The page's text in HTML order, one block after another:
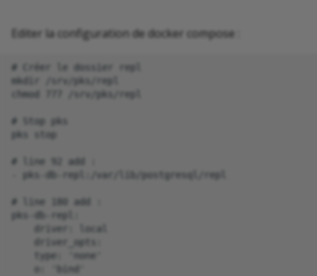
Editer la configuration de docker compose :
# Créer le dossier repl
mkdir /srv/pks/repl
chmod 777 /srv/pks/repl
# Stop pks
pks stop
# line 92 add :
- pks-db-repl:/var/lib/postgresql/repl
# line 180 add :
pks-db-repl:
    driver: local
    driver_opts:
    type: 'none'
    o: 'bind'